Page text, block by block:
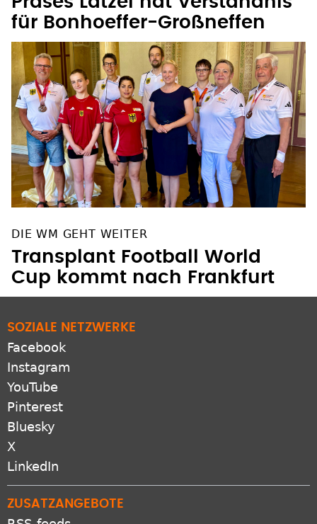
Präses Latzel hat Verständnis
DIE WM GEHT WEITER
Transplant Football World
Cup kommt nach Frankfurt
SOZIALE NETZWERKE
Facebook
Instagram
YouTube
Pinterest
Bluesky
X
ZUSATZANGEBOTE